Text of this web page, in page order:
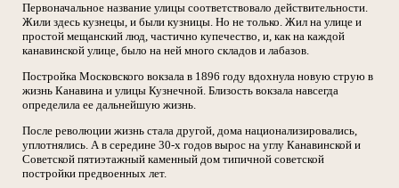
Первоначальное название улицы соответствовало действительности.
Жили здесь кузнецы, и были кузницы. Но не только. Жил на улице и
простой мещанский люд, частично купечество, и, как на каждой
канавинской улице, было на ней много складов и лабазов.
Постройка Московского вокзала в 1896 году вдохнула новую струю в
жизнь Канавина и улицы Кузнечной. Близость вокзала навсегда
определила ее дальнейшую жизнь.
После революции жизнь стала другой, дома национализировались,
уплотнялись. А в середине 30-х годов вырос на углу Канавинской и
Советской пятиэтажный каменный дом типичной советской
постройки предвоенных лет.